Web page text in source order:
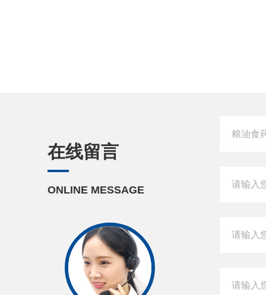
在线留言
ONLINE MESSAGE